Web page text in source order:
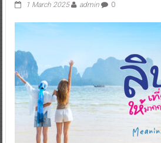
1 March 2025 admin 0